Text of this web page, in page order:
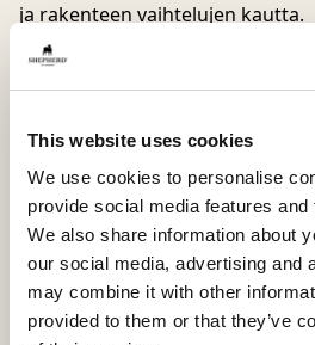
This website uses cookies
We use cookies to personalise
provide social media features
We also share information about
our social media, advertising and
may combine it with other
provided to them or that they’ve
ja rakenteen vaihtelujen kautta.
Randig toimii yhtä hyvin
koristeellisena
sisustuksen harmoniseksi
Päällinen on irrotettava ja
kiristysnyöri. Tekstiilikankaalla
suojaa lattiaa ja tekee rahista
Sisämateriaali